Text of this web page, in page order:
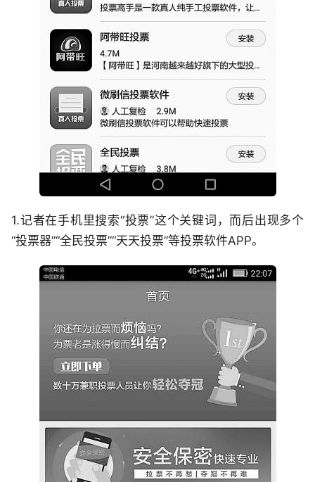
1.记者在手机里搜索“投票”这个关键词，而后出现多个
“投票器”“全民投票”“天天投票”等投票软件APP。